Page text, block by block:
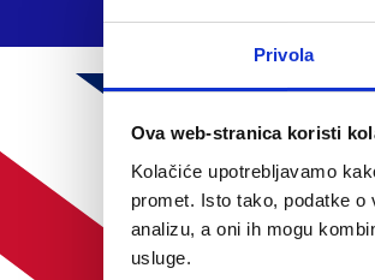
Privola
Ova web-stranica koristi
Kolačiće upotrebljavamo
promet. Isto tako, podatke
analizu, a oni ih mogu
usluge.